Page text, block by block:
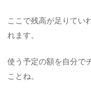
ここで残高が足りてい
れます。
使う予定の額を自分で
ことね。